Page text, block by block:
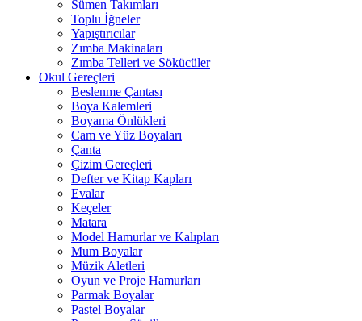
Sümen Takımları
Toplu İğneler
Yapıştırıcılar
Zımba Makinaları
Zımba Telleri ve Sökücüler
Okul Gereçleri
Beslenme Çantası
Boya Kalemleri
Boyama Önlükleri
Cam ve Yüz Boyaları
Çanta
Çizim Gereçleri
Defter ve Kitap Kapları
Evalar
Keçeler
Matara
Model Hamurlar ve Kalıpları
Mum Boyalar
Müzik Aletleri
Oyun ve Proje Hamurları
Parmak Boyalar
Pastel Boyalar